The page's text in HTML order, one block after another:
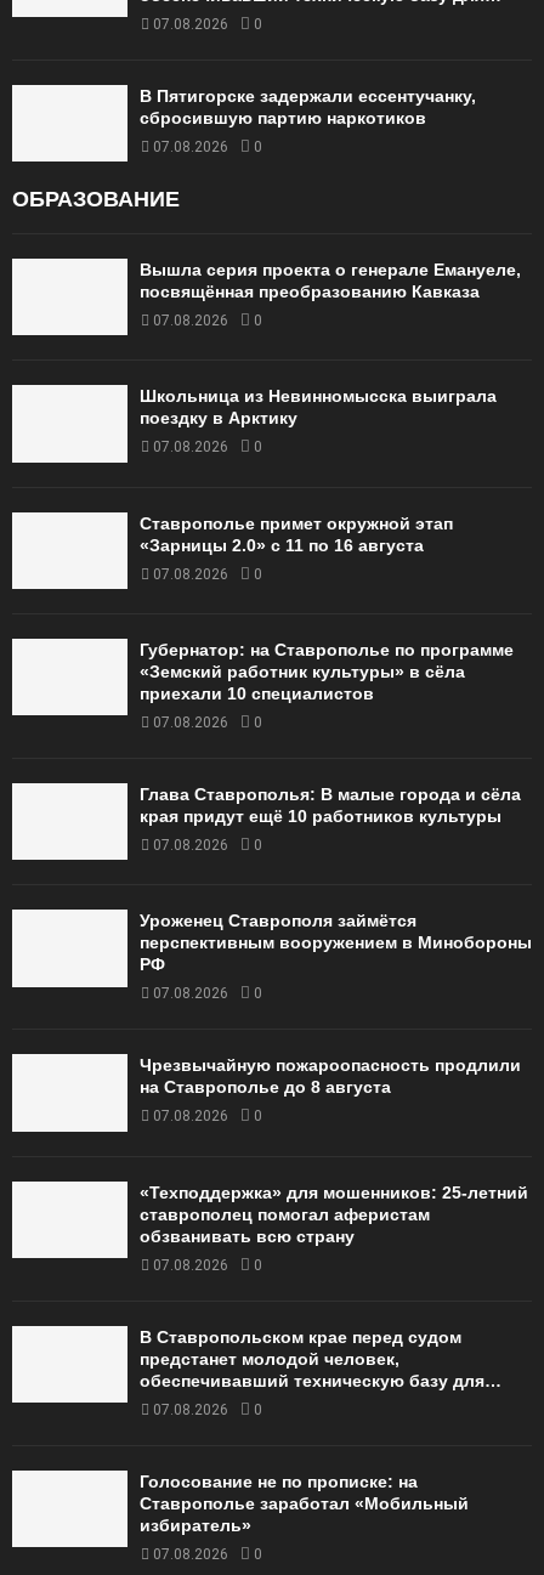
07.08.2026 0
В Пятигорске задержали ессентучанку,
сбросившую партию наркотиков
07.08.2026 0
ОБРАЗОВАНИЕ
Вышла серия проекта о генерале Емануеле,
посвящённая преобразованию Кавказа
07.08.2026 0
Школьница из Невинномысска выиграла
поездку в Арктику
07.08.2026 0
Ставрополье примет окружной этап
«Зарницы 2.0» с 11 по 16 августа
07.08.2026 0
Губернатор: на Ставрополье по программе
«Земский работник культуры» в сёла
приехали 10 специалистов
07.08.2026 0
Глава Ставрополья: В малые города и сёла
края придут ещё 10 работников культуры
07.08.2026 0
Уроженец Ставрополя займётся
перспективным вооружением в Минобороны
РФ
07.08.2026 0
Чрезвычайную пожароопасность продлили
на Ставрополье до 8 августа
07.08.2026 0
«Техподдержка» для мошенников: 25-летний
ставрополец помогал аферистам
обзванивать всю страну
07.08.2026 0
В Ставропольском крае перед судом
предстанет молодой человек,
обеспечивавший техническую базу для…
07.08.2026 0
Голосование не по прописке: на
Ставрополье заработал «Мобильный
избиратель»
07.08.2026 0